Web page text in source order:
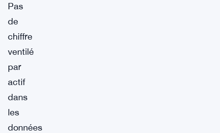
Pas
de
chiffre
ventilé
par
actif
dans
les
données